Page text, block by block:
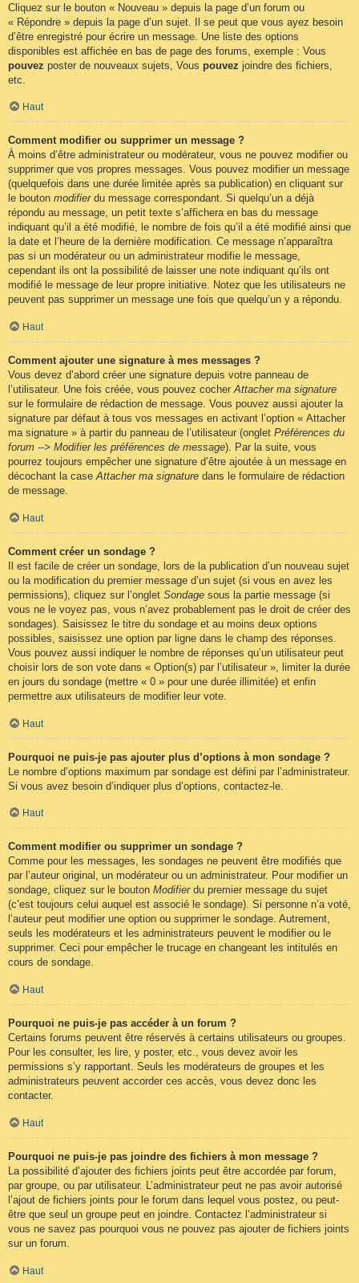
Cliquez sur le bouton « Nouveau » depuis la page d’un forum ou
« Répondre » depuis la page d’un sujet. Il se peut que vous ayez besoin
d’être enregistré pour écrire un message. Une liste des options
disponibles est affichée en bas de page des forums, exemple : Vous
pouvez poster de nouveaux sujets, Vous pouvez joindre des fichiers,
etc.
Haut
Comment modifier ou supprimer un message ?
À moins d’être administrateur ou modérateur, vous ne pouvez modifier ou
supprimer que vos propres messages. Vous pouvez modifier un message
(quelquefois dans une durée limitée après sa publication) en cliquant sur
le bouton modifierdu message correspondant. Si quelqu’un a déjà
répondu au message, un petit texte s’affichera en bas du message
indiquant qu’il a été modifié, le nombre de fois qu’il a été modifié ainsi que
la date et l’heure de la dernière modification. Ce message n’apparaîtra
pas si un modérateur ou un administrateur modifie le message,
cependant ils ont la possibilité de laisser une note indiquant qu’ils ont
modifié le message de leur propre initiative. Notez que les utilisateurs ne
peuvent pas supprimer un message une fois que quelqu’un y a répondu.
Haut
Comment ajouter une signature à mes messages ?
Vous devez d’abord créer une signature depuis votre panneau de
l’utilisateur. Une fois créée, vous pouvez cocherAttacher ma signature
sur le formulaire de rédaction de message. Vous pouvez aussi ajouter la
signature par défaut à tous vos messages en activant l’option « Attacher
ma signature » à partir du panneau de l’utilisateur (onglet Préférences du
forum --> Modifier les préférences de message). Par la suite, vous
pourrez toujours empêcher une signature d’être ajoutée à un message en
décochant la caseAttacher ma signature dans le formulaire de rédaction
de message.
Haut
Comment créer un sondage ?
Il est facile de créer un sondage, lors de la publication d’un nouveau sujet
ou la modification du premier message d’un sujet (si vous en avez les
permissions), cliquez sur l’onglet Sondage sous la partie message (si
vous ne le voyez pas, vous n’avez probablement pas le droit de créer des
sondages). Saisissez le titre du sondage et au moins deux options
possibles, saisissez une option par ligne dans le champ des réponses.
Vous pouvez aussi indiquer le nombre de réponses qu’un utilisateur peut
choisir lors de son vote dans « Option(s) par l’utilisateur », limiter la durée
en jours du sondage (mettre « 0 » pour une durée illimitée) et enfin
permettre aux utilisateurs de modifier leur vote.
Haut
Pourquoi ne puis-je pas ajouter plus d’options à mon sondage ?
Le nombre d’options maximum par sondage est défini par l’administrateur.
Si vous avez besoin d’indiquer plus d’options, contactez-le.
Haut
Comment modifier ou supprimer un sondage ?
Comme pour les messages, les sondages ne peuvent être modifiés que
par l’auteur original, un modérateur ou un administrateur. Pour modifier un
sondage, cliquez sur le bouton Modifierdu premier message du sujet
(c’est toujours celui auquel est associé le sondage). Si personne n’a voté,
l’auteur peut modifier une option ou supprimer le sondage. Autrement,
seuls les modérateurs et les administrateurs peuvent le modifier ou le
supprimer. Ceci pour empêcher le trucage en changeant les intitulés en
cours de sondage.
Haut
Pourquoi ne puis-je pas accéder à un forum ?
Certains forums peuvent être réservés à certains utilisateurs ou groupes.
Pour les consulter, les lire, y poster, etc., vous devez avoir les
permissions s’y rapportant. Seuls les modérateurs de groupes et les
administrateurs peuvent accorder ces accès, vous devez donc les
contacter.
Haut
Pourquoi ne puis-je pas joindre des fichiers à mon message ?
La possibilité d’ajouter des fichiers joints peut être accordée par forum,
par groupe, ou par utilisateur. L’administrateur peut ne pas avoir autorisé
l’ajout de fichiers joints pour le forum dans lequel vous postez, ou peut-
être que seul un groupe peut en joindre. Contactez l’administrateur si
vous ne savez pas pourquoi vous ne pouvez pas ajouter de fichiers joints
sur un forum.
Haut